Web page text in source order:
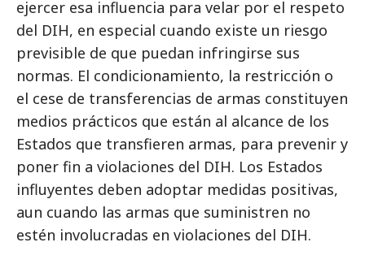
ejercer esa influencia para velar por el respeto
del DIH, en especial cuando existe un riesgo
previsible de que puedan infringirse sus
normas. El condicionamiento, la restricción o
el cese de transferencias de armas constituyen
medios prácticos que están al alcance de los
Estados que transfieren armas, para prevenir y
poner fin a violaciones del DIH. Los Estados
influyentes deben adoptar medidas positivas,
aun cuando las armas que suministren no
estén involucradas en violaciones del DIH.